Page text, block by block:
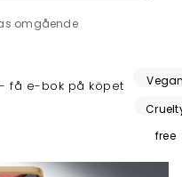
omgående
- få e-bok på köpet
free